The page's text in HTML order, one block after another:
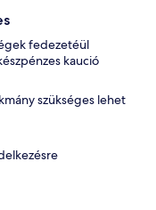
fedezetéül
kaució
szükséges lehet